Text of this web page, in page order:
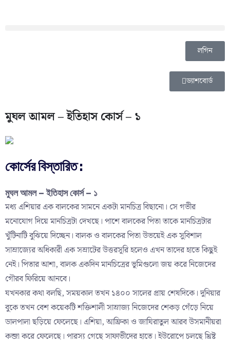
লগিন
ড্যাশবোর্ড
মুঘল আমল – ইতিহাস কোর্স – ১
কোর্সের বিস্তারিত :
মুঘল আমল – ইতিহাস কোর্স – ১
মধ্য এশিয়ার এক বালকের সামনে একটা মানচিত্র বিছানো। সে গভীর
মনোযোগ দিয়ে মানচিত্রটা দেখছে। পাশে বালকের পিতা তাকে মানচিত্রটার
খুঁটিনাটি বুঝিয়ে দিচ্ছেন। বালক ও বালকের পিতা উভয়েই এক সুবিশাল
সাম্রাজ্যের অধিকারী এক সম্রাটের উত্তরসূরি হলেও এখন তাদের হাতে কিছুই
নেই। পিতার আশা, বালক একদিন মানচিত্রের ভূমিগুলো জয় করে নিজেদের
গৌরব ফিরিয়ে আনবে।
যখনকার কথা বলছি, সময়কাল তখন ১৪০০ সালের প্রায় শেষদিকে। দুনিয়ার
বুকে তখন বেশ কয়েকটি শক্তিশালী সাম্রাজ্য নিজেদের শেকড় গেঁড়ে নিয়ে
ডালপালা ছড়িয়ে ফেলেছে। এশিয়া, আফ্রিকা ও জাযিরাতুল আরব উসমানীয়রা
কব্জা করে ফেলেছে। পারস্য গেছে সাফাভীদের হাতে। ইউরোপে চলছে খ্রিষ্ট